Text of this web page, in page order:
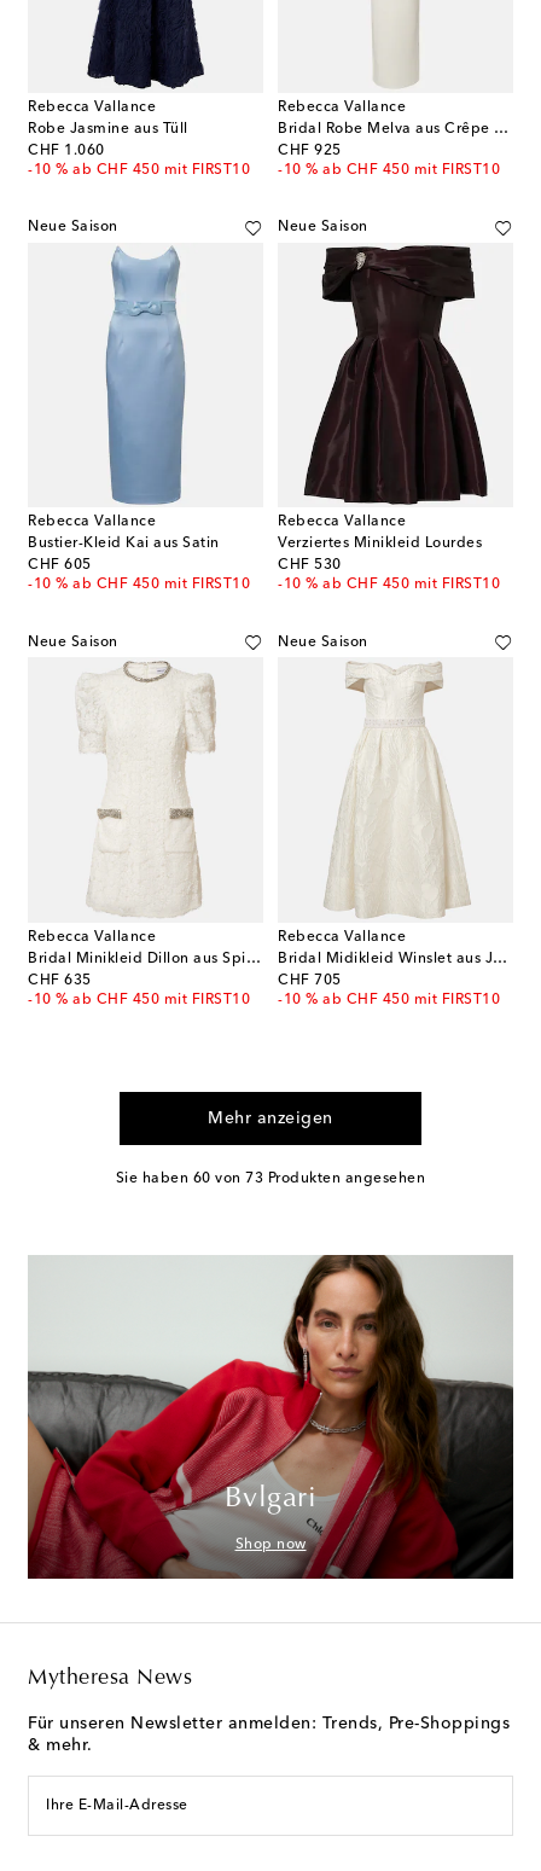
Rebecca Vallance
Robe Jasmine aus Tüll
CHF 1.060
original price
-10 % ab CHF 450 mit FIRST10
Rebecca Vallance
Bridal Robe Melva aus Crêpe mit Kristallen
CHF 925
original price
-10 % ab CHF 450 mit FIRST10
Neue Saison
Rebecca Vallance
Bustier-Kleid Kai aus Satin
CHF 605
original price
-10 % ab CHF 450 mit FIRST10
Neue Saison
Rebecca Vallance
Verziertes Minikleid Lourdes
CHF 530
original price
-10 % ab CHF 450 mit FIRST10
Neue Saison
Rebecca Vallance
Bridal Minikleid Dillon aus Spitze
CHF 635
original price
-10 % ab CHF 450 mit FIRST10
Neue Saison
Rebecca Vallance
Bridal Midikleid Winslet aus Jacquard
CHF 705
original price
-10 % ab CHF 450 mit FIRST10
Mehr anzeigen
Sie haben 60 von 73 Produkten angesehen
Bvlgari
Shop now
Mytheresa News
Für unseren Newsletter anmelden: Trends, Pre-Shoppings
& mehr.
Ihre E-Mail-Adresse